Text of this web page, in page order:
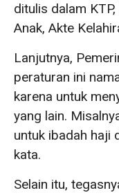
ditulis dalam
Anak, Akte
Lanjutnya,
peraturan ini
karena untuk
yang lain.
untuk ibadah haji
kata.
Selain itu,